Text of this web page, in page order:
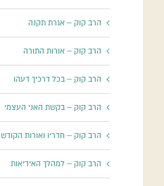
הרב קוק – אגרת תקנה
הרב קוק – אורות התורה
הרב קוק – בכל דרכיך דעהו
הרב קוק – בקשת האני העצמי
הרב קוק – חדריו ואורות הקודש
הרב קוק – למהלך האידיאות